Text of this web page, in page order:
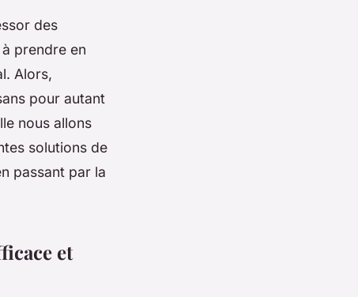
des
prendre en
Alors,
pour autant
nous allons
solutions de
passant par la
et